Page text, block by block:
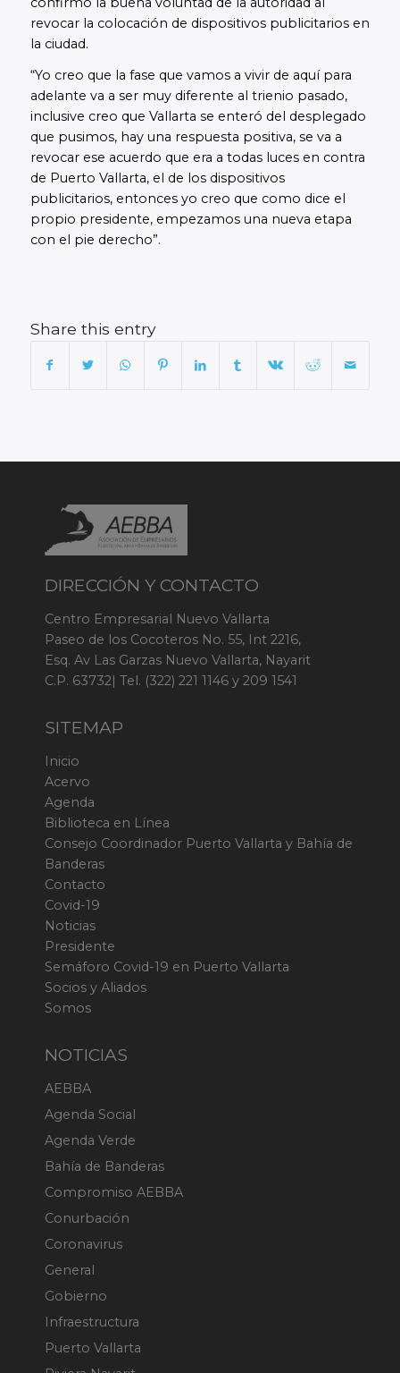
revocar la colocación de dispositivos publicitarios en
la ciudad.
“Yo creo que la fase que vamos a vivir de aquí para
adelante va a ser muy diferente al trienio pasado,
inclusive creo que Vallarta se enteró del desplegado
que pusimos, hay una respuesta positiva, se va a
revocar ese acuerdo que era a todas luces en contra
de Puerto Vallarta, el de los dispositivos
publicitarios, entonces yo creo que como dice el
propio presidente, empezamos una nueva etapa
con el pie derecho”.
Share this entry
DIRECCIÓN Y CONTACTO
Centro Empresarial Nuevo Vallarta
Paseo de los Cocoteros No. 55, Int 2216,
Esq. Av Las Garzas Nuevo Vallarta, Nayarit
C.P. 63732| Tel. (322) 221 1146 y 209 1541
SITEMAP
Inicio
Acervo
Agenda
Biblioteca en Línea
Consejo Coordinador Puerto Vallarta y Bahía de
Banderas
Contacto
Covid-19
Noticias
Presidente
Semáforo Covid-19 en Puerto Vallarta
Socios y Aliados
Somos
NOTICIAS
AEBBA
Agenda Social
Agenda Verde
Bahía de Banderas
Compromiso AEBBA
Conurbación
Coronavirus
General
Gobierno
Infraestructura
Puerto Vallarta